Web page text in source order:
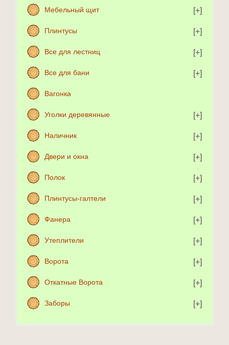
Мебельный щит
Плинтусы
Все для лестниц
Все для бани
Вагонка
Уголки деревянные
Наличник
Двери и окна
Полок
Плинтусы-галтели
Фанера
Утеплители
Ворота
Откатные Ворота
Заборы